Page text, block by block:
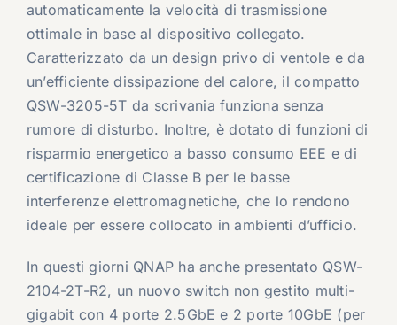
automaticamente la velocità di trasmissione
ottimale in base al dispositivo collegato.
Caratterizzato da un design privo di ventole e da
un’efficiente dissipazione del calore, il compatto
QSW-3205-5T da scrivania funziona senza
rumore di disturbo. Inoltre, è dotato di funzioni di
risparmio energetico a basso consumo EEE e di
certificazione di Classe B per le basse
interferenze elettromagnetiche, che lo rendono
ideale per essere collocato in ambienti d’ufficio.
In questi giorni QNAP ha anche presentato QSW-
2104-2T-R2, un nuovo switch non gestito multi-
gigabit con 4 porte 2.5GbE e 2 porte 10GbE (per